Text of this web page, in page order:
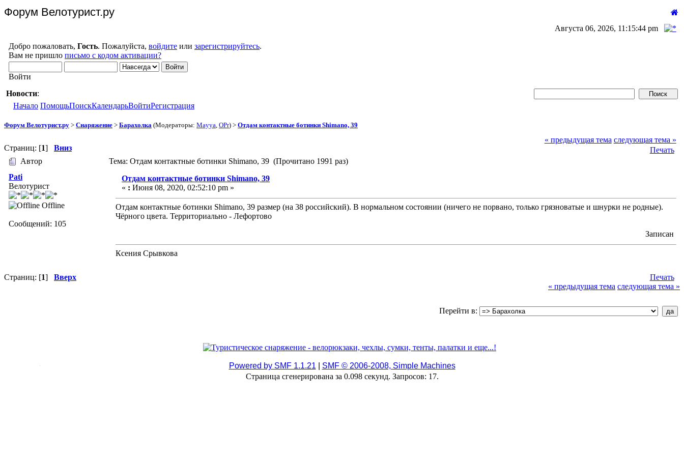
Форум Велотурист.ру
Августа 06, 2026, 11:15:44 pm
Добро пожаловать, Гость. Пожалуйста, войдите или зарегистрируйтесь.
Вам не пришло письмо с кодом активации?
Войти
Новости:
Начало ПомощьПоискКалендарьВойтиРегистрация
Форум Велотурист.ру > Снаряжение > Барахолка (Модераторы: Mayya OPr) > Отдам контактные ботинки Shimano, 39
Страниц: [1] Вниз
« предыдущая тема следующая тема »
Печать
Автор
Тема: Отдам контактные ботинки Shimano, 39 (Прочитано 1991 раз)
Pati
Велотурист
Offline
Сообщений: 105
Отдам контактные ботинки Shimano, 39
« : Июня 08, 2020, 02:52:10 pm »
Отдам контактные ботинки Shimano, 39 размер (на 38 российский). В нормальном состоянии (ничего не порвано, только грязноватые и шнурки не родные).
Чёрного цвета. Территориально - Лефортово
Записан
Ксения Срывкова
Страниц: [1] Вверх
Печать
« предыдущая тема следующая тема »
Перейти в:
Powered by SMF 1.1.21
SMF © 2006-2008, Simple Machines
Страница сгенерирована за 0.098 секунд. Запросов: 17.